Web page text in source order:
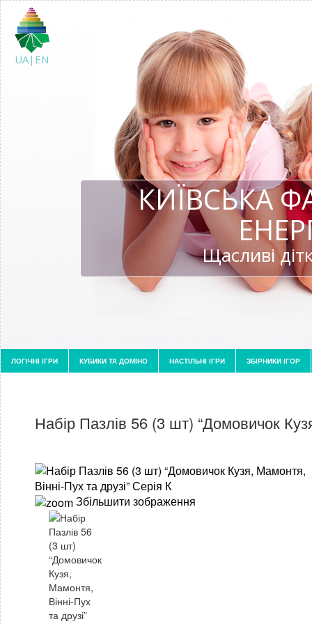
UA|EN
КИЇВСЬКА
Щасливі
ЛОГІЧНІ ІГРИ КУБИКИ ТА ДОМІНО НАСТІЛЬНІ ІГРИ ЗБІРНИКИ ІГОР
Набір Пазлів 56 (3 шт) “Домовичок
Збільшити зображення